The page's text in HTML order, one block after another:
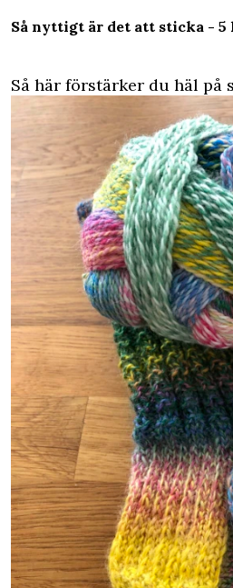
Så nyttigt är det att sticka - 5
Så här förstärker du häl på